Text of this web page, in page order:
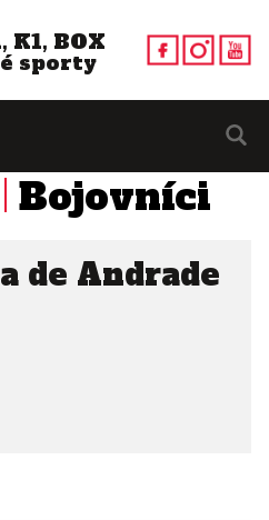
K1, BOX
sporty
Bojovníci
de Andrade